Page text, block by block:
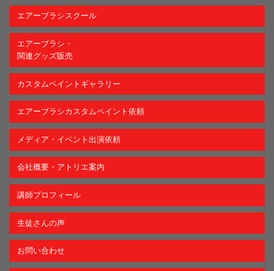
エアーブラシスクール
エアーブラシ・
関連グッズ販売
カスタムペイントギャラリー
エアーブラシカスタムペイント依頼
メディア・イベント出演依頼
会社概要・アトリエ案内
講師プロフィール
生徒さんの声
お問い合わせ